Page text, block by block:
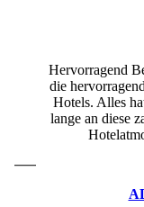
Hervorragend
die
Hotels. Alles
lange an diese